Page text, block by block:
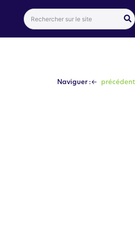
Search
for:
Naviguer :← précédent